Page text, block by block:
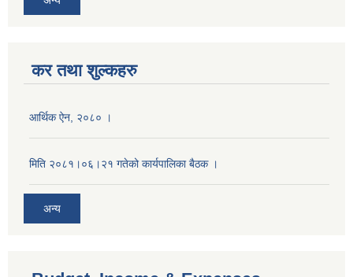
कर तथा शुल्कहरु
आर्थिक ऐन, २०८० ।
मिति २०८१।०६।२१ गतेको कार्यपालिका बैठक ।
अन्य